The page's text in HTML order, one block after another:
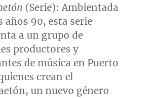
(Serie): Ambientada
años 90, esta serie
a un grupo de
productores y
de música en Puerto
crean el
un nuevo género